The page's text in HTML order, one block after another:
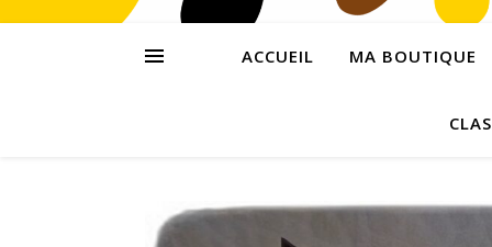
ACCUEIL MA BOUTIQUE